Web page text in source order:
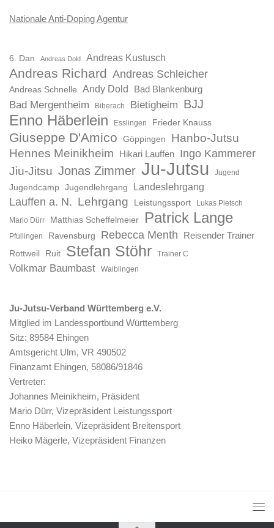
Nationale Anti-Doping Agentur
6. Dan Andreas Dold Andreas Kustusch
Andreas Richard Andreas Schleicher
Andreas Schnelle Andy Dold Bad Blankenburg
Bad Mergentheim Biberach Bietigheim BJJ
Enno Häberlein Esslingen Frieder Knauss
Giuseppe D'Amico Göppingen
Hanbo-Jutsu
Hennes Meinikheim
Hikari Lauffen Ingo Kammerer
Jiu-Jitsu Jonas Zimmer Ju-Jutsu Jugend
Jugendcamp Jugendlehrgang Landeslehrgang
Lauffen a. N. Lehrgang Leistungssport
Lukas Pietsch
Mario Dürr
Matthias Scheffelmeier Patrick Lange
Pfullingen Ravensburg Rebecca Menth Reisender Trainer
Rottweil Ruit Stefan Stöhr Trainer C
Volkmar Baumbast Waiblingen
Ju-Jutsu-Verband Württemberg e.V.
Mitglied im Landessportbund Württemberg
Sitz: 89584 Ehingen
Amtsgericht Ulm, VR 490502
Finanzamt Ehingen, 58086/91846
Vertreter:
Johannes Meinikheim, Präsident
Mario Dürr, Vizepräsident Leistungssport
Enno Häberlein, Vizepräsident Breitensport
Heiko Mägerle, Vizepräsident Finanzen